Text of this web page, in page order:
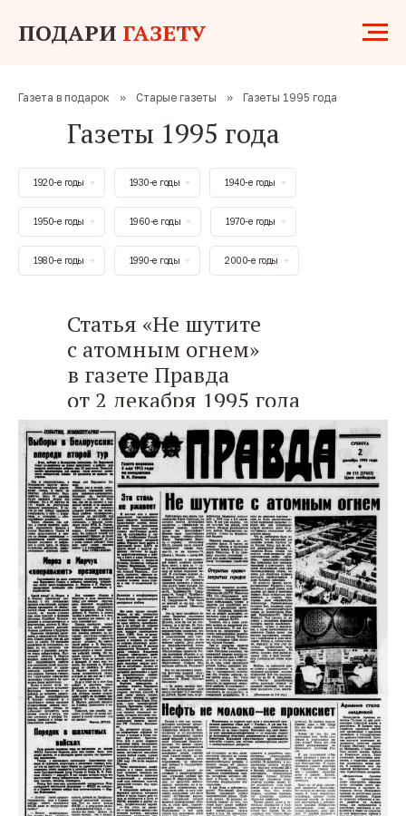
ПОДАРИ ГАЗЕТУ
Газета в подарок » Старые газеты » Газеты 1995 года
Газеты 1995 года
1920-е годы 1930-е годы 1940-е годы
1950-е годы 1960-е годы 1970-е годы
1980-е годы 1990-е годы 2000-е годы
Статья «Не шутите
с атомным огнем»
в газете Правда
от 2 декабря 1995 года